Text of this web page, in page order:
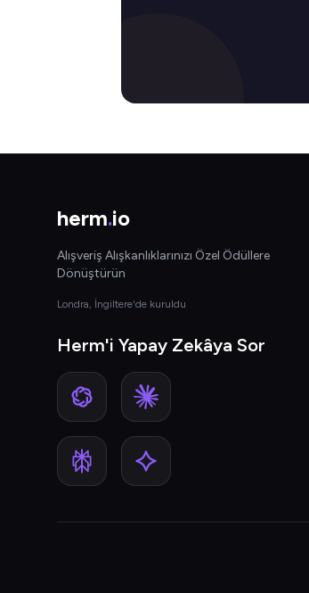
herm.io
Alışveriş Alışkanlıklarınızı Özel Ödüllere
Dönüştürün
Londra, İngiltere'de kuruldu
Herm'i Yapay Zekâya Sor